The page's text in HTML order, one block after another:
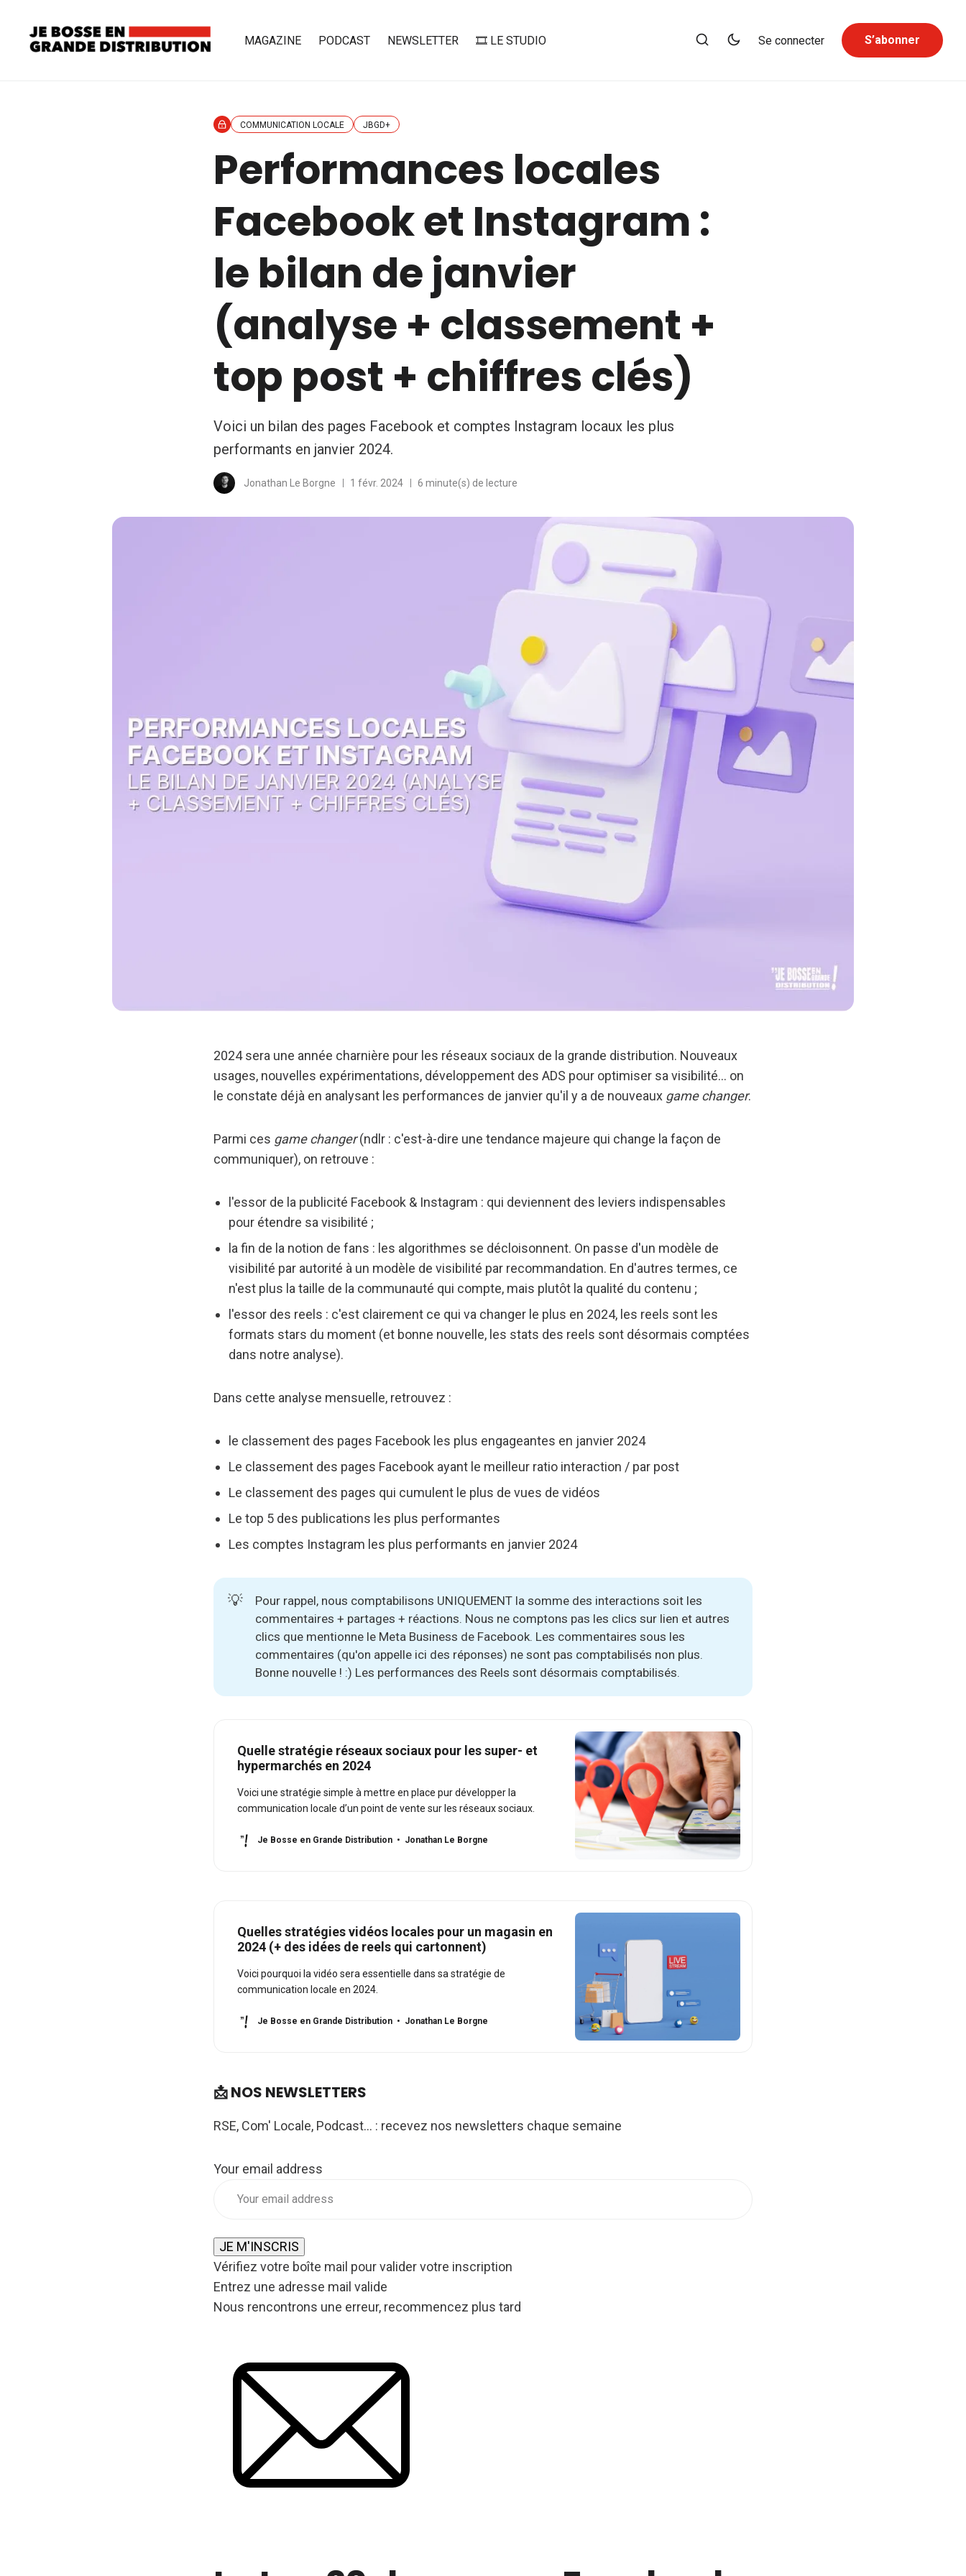
MAGAZINE PODCAST NEWSLETTER 🎞️ LE STUDIO Se connecter S’abonner
COMMUNICATION LOCALE JBGD+
Performances locales
Facebook et Instagram :
le bilan de janvier
(analyse + classement +
top post + chiffres clés)
Voici un bilan des pages Facebook et comptes Instagram locaux les plus
performants en janvier 2024.
Jonathan Le Borgne 1 févr. 2024 6 minute(s) de lecture
2024 sera une année charnière pour les réseaux sociaux de la grande distribution. Nouveaux
usages, nouvelles expérimentations, développement des ADS pour optimiser sa visibilité... on
le constate déjà en analysant les performances de janvier qu'il y a de nouveaux game changer.
Parmi ces game changer(ndlr : c'est-à-dire une tendance majeure qui change la façon de
communiquer), on retrouve :
l'essor de la publicité Facebook & Instagram : qui deviennent des leviers indispensables
pour étendre sa visibilité ;
la fin de la notion de fans : les algorithmes se décloisonnent. On passe d'un modèle de
visibilité par autorité à un modèle de visibilité par recommandation. En d'autres termes, ce
n'est plus la taille de la communauté qui compte, mais plutôt la qualité du contenu ;
l'essor des reels : c'est clairement ce qui va changer le plus en 2024, les reels sont les
formats stars du moment (et bonne nouvelle, les stats des reels sont désormais comptées
dans notre analyse).
Dans cette analyse mensuelle, retrouvez :
le classement des pages Facebook les plus engageantes en janvier 2024
Le classement des pages Facebook ayant le meilleur ratio interaction / par post
Le classement des pages qui cumulent le plus de vues de vidéos
Le top 5 des publications les plus performantes
Les comptes Instagram les plus performants en janvier 2024
💡
Pour rappel, nous comptabilisons UNIQUEMENT la somme des interactions soit les
commentaires + partages + réactions. Nous ne comptons pas les clics sur lien et autres
clics que mentionne le Meta Business de Facebook. Les commentaires sous les
commentaires (qu'on appelle ici des réponses) ne sont pas comptabilisés non plus.
Bonne nouvelle ! :) Les performances des Reels sont désormais comptabilisés.
Quelle stratégie réseaux sociaux pour les super- et
hypermarchés en 2024
Voici une stratégie simple à mettre en place pur développer la
communication locale d’un point de vente sur les réseaux sociaux.
Je Bosse en Grande Distribution Jonathan Le Borgne
Quelles stratégies vidéos locales pour un magasin en
2024 (+ des idées de reels qui cartonnent)
Voici pourquoi la vidéo sera essentielle dans sa stratégie de
communication locale en 2024.
Je Bosse en Grande Distribution Jonathan Le Borgne
📩 NOS NEWSLETTERS
RSE, Com' Locale, Podcast... : recevez nos newsletters chaque semaine
Your email address
JE M'INSCRIS
Vérifiez votre boîte mail pour valider votre inscription
Entrez une adresse mail valide
Nous rencontrons une erreur, recommencez plus tard